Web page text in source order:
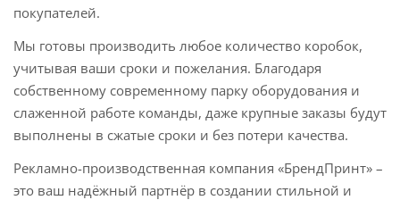
покупателей.
Мы готовы производить любое количество коробок,
учитывая ваши сроки и пожелания. Благодаря
собственному современному парку оборудования и
слаженной работе команды, даже крупные заказы будут
выполнены в сжатые сроки и без потери качества.
Рекламно-производственная компания «БрендПринт» –
это ваш надёжный партнёр в создании стильной и